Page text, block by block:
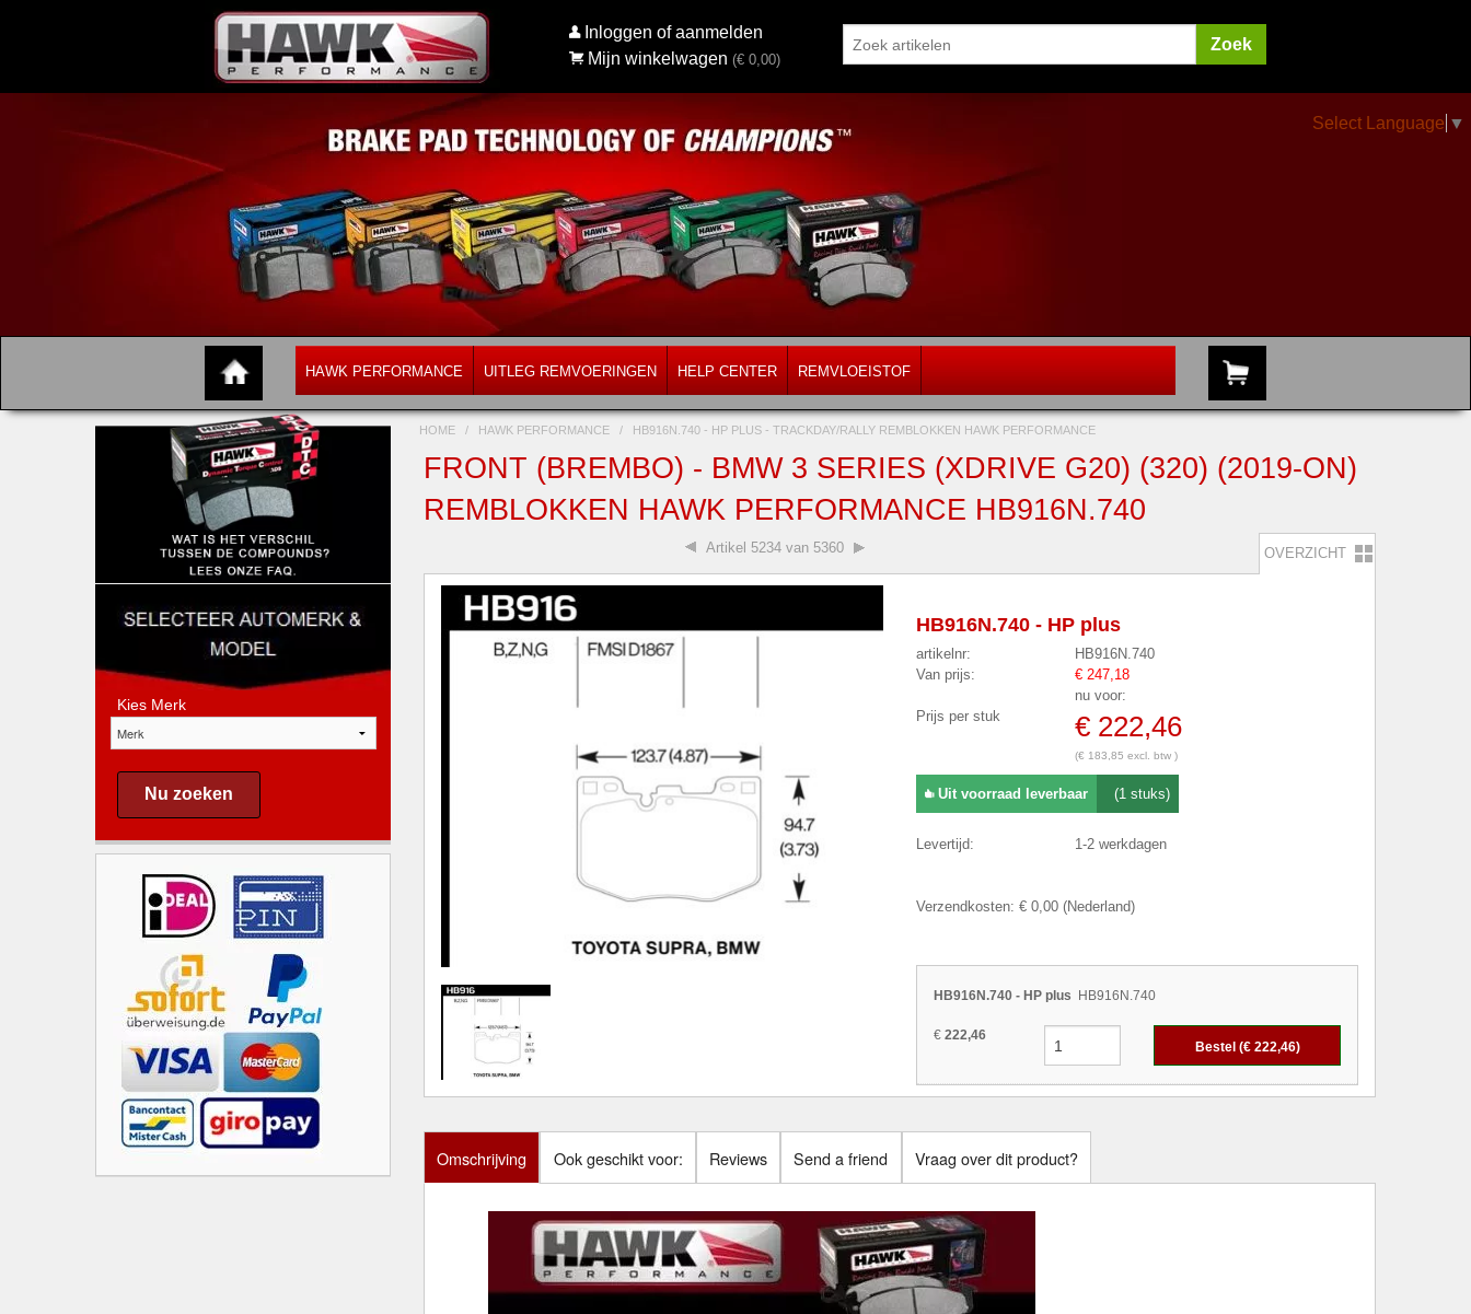
Inloggen of aanmelden
Mijn winkelwagen (€0,00)
Select Language ▼
HAWK PERFORMANCE UITLEG REMVOERINGEN HELP CENTER REMVLOEISTOF
Kies Merk
Nu zoeken
HOME / HAWK PERFORMANCE / HB916N.740 - HP PLUS - TRACKDAY/RALLY REMBLOKKEN HAWK PERFORMANCE
FRONT (BREMBO) - BMW 3 SERIES (XDRIVE G20) (320) (2019-ON)
REMBLOKKEN HAWK PERFORMANCE HB916N.740
Artikel 5234 van 5360 OVERZICHT
HB916N.740 - HP plus
artikelnr:
HB916N.740
Van prijs:
€ 247,18
nu voor:
Prijs per stuk
€ 222,46
(€ 183,85 excl. btw )
Uit voorraad leverbaar (1 stuks)
Levertijd: 1-2 werkdagen
Verzendkosten: € 0,00 (Nederland)
HB916N.740 - HP plus HB916N.740
€ 222,46
Bestel (€ 222,46)
Omschrijving Ook geschikt voor: Reviews Send a friend Vraag over dit product?